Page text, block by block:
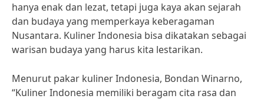
hanya enak dan lezat, tetapi juga kaya akan sejarah
dan budaya yang memperkaya keberagaman
Nusantara. Kuliner Indonesia bisa dikatakan sebagai
warisan budaya yang harus kita lestarikan.
Menurut pakar kuliner Indonesia, Bondan Winarno,
“Kuliner Indonesia memiliki beragam cita rasa dan